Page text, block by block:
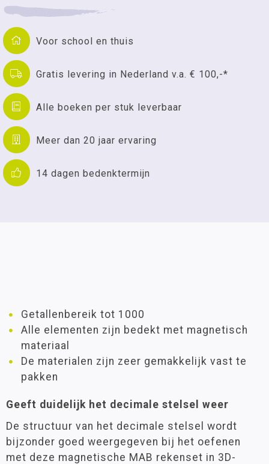
Voor school en thuis
Gratis levering in Nederland v.a. € 100,-*
Alle boeken per stuk leverbaar
Meer dan 20 jaar ervaring
14 dagen bedenktermijn
Getallenbereik tot 1000
Alle elementen zijn bedekt met magnetisch
materiaal
De materialen zijn zeer gemakkelijk vast te
pakken
Geeft duidelijk het decimale stelsel weer
De structuur van het decimale stelsel wordt
bijzonder goed weergegeven bij het oefenen
met deze magnetische MAB rekenset in 3D-